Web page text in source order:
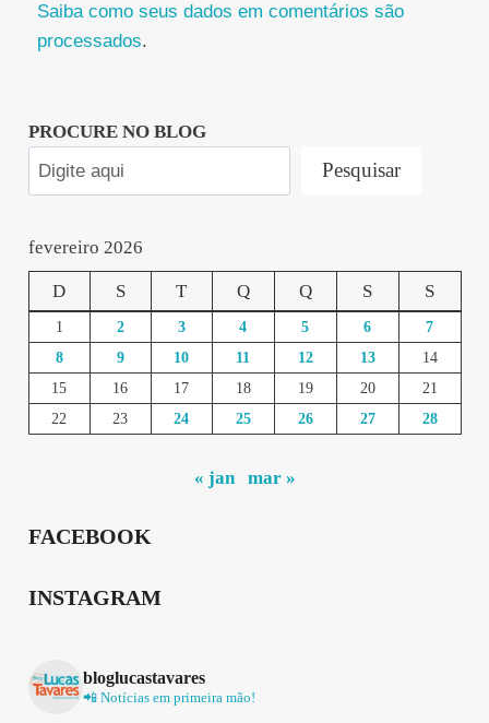
Saiba como seus dados em comentários são
processados.
PROCURE NO BLOG
Pesquisar
fevereiro 2026
D S T Q Q S S
1 2 3 4 5 6
7
8
9 10 11 12 13
14
15
16 17 18 19 20
21
22
23 24 25 26 27 28
« jan mar »
FACEBOOK
INSTAGRAM
bloglucastavares
📲 Notícias em primeira mão!